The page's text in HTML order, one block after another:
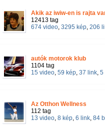
Akik az iwiw-en is rajta
12413 tag
674 video, 3295 kép, 206
autók motorok klub
1104 tag
15 video, 59 kép, 37 link, 5
Az Otthon Wellness
112 tag
13 video, 8 kép, 6 link, 84